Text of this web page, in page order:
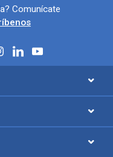
sociales
Comunícate